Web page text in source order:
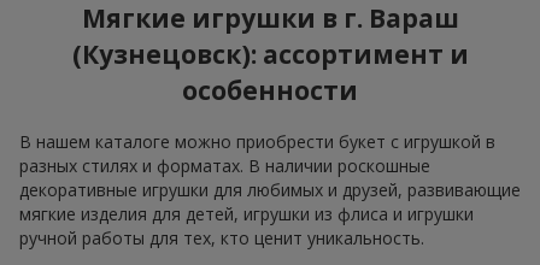
Мягкие игрушки в г. Вараш
(Кузнецовск): ассортимент и
особенности
В нашем каталоге можно приобрести букет с игрушкой в
разных стилях и форматах. В наличии роскошные
декоративные игрушки для любимых и друзей, развивающие
мягкие изделия для детей, игрушки из флиса и игрушки
ручной работы для тех, кто ценит уникальность.